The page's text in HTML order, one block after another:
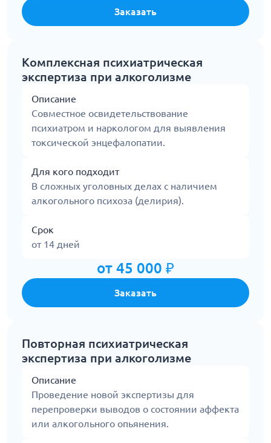
Заказать
Комплексная психиатрическая
экспертиза при алкоголизме
Описание
Совместное освидетельствование
психиатром и наркологом для выявления
токсической энцефалопатии.
Для кого подходит
В сложных уголовных делах с наличием
алкогольного психоза (делирия).
Срок
от 14 дней
от 45 000 ₽
Заказать
Повторная психиатрическая
экспертиза при алкоголизме
Описание
Проведение новой экспертизы для
перепроверки выводов о состоянии аффекта
или алкогольного опьянения.